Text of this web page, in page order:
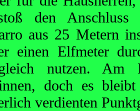
den
aus 25 Metern
einen Elfmeter
nutzen. Am
doch es
verdienten